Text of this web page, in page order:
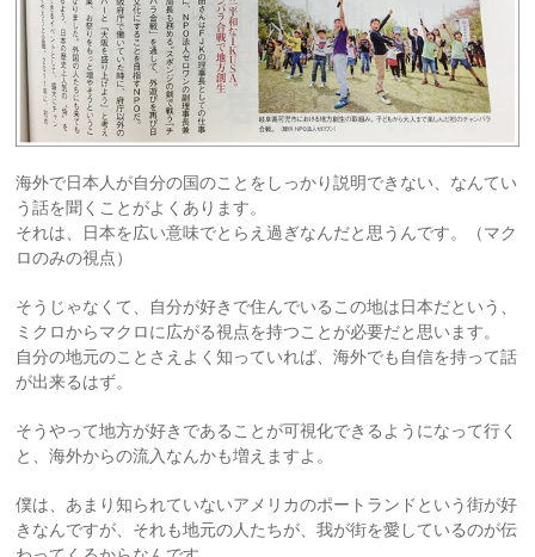
海外で日本人が自分の国のことをしっかり説明できない、なんてい
う話を聞くことがよくあります。
それは、日本を広い意味でとらえ過ぎなんだと思うんです。（マク
ロのみの視点）
そうじゃなくて、自分が好きで住んでいるこの地は日本だという、
ミクロからマクロに広がる視点を持つことが必要だと思います。
自分の地元のことさえよく知っていれば、海外でも自信を持って話
が出来るはず。
そうやって地方が好きであることが可視化できるようになって行く
と、海外からの流入なんかも増えますよ。
僕は、あまり知られていないアメリカのポートランドという街が好
きなんですが、それも地元の人たちが、我が街を愛しているのが伝